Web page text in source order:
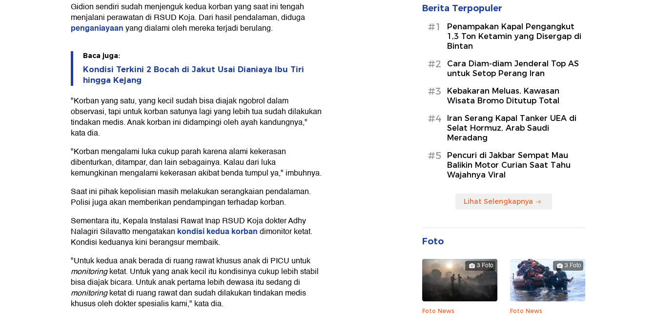
Gidion sendiri sudah menjenguk kedua korban yang saat ini tengah
menjalani perawatan di RSUD Koja. Dari hasil pendalaman, diduga
penganiayaanyang dialami oleh mereka terjadi berulang.
Baca juga:
Kondisi Terkini 2 Bocah di Jakut Usai Dianiaya Ibu Tiri
hingga Kejang
"Korban yang satu, yang kecil sudah bisa diajak ngobrol dalam
observasi, tapi untuk korban satunya lagi yang lebih tua sudah dilakukan
tindakan medis. Anak korban ini didampingi oleh ayah kandungnya,"
kata dia.
"Korban mengalami luka cukup parah karena alami kekerasan
dibenturkan, ditampar, dan lain sebagainya. Kalau dari luka
kemungkinan mengalami kekerasan akibat benda tumpul ya," imbuhnya.
Saat ini pihak kepolisian masih melakukan serangkaian pendalaman.
Polisi juga akan memberikan pendampingan terhadap korban.
Sementara itu, Kepala Instalasi Rawat Inap RSUD Koja dokter Adhy
Nalagiri Silavatto mengatakan kondisi kedua korbandimonitor ketat.
Kondisi keduanya kini berangsur membaik.
"Untuk kedua anak berada di ruang rawat khusus anak di PICU untuk
monitoringketat. Untuk yang anak kecil itu kondisinya cukup lebih stabil
bisa diajak bicara. Untuk anak pertama lebih dewasa itu sedang di
monitoringketat di ruang rawat dan sudah dilakukan tindakan medis
khusus oleh dokter spesialis kami," kata dia.
Berita Terpopuler
#1
Penampakan Kapal Pengangkut
1,3 Ton Ketamin yang Disergap di
Bintan
#2
Cara Diam-diam Jenderal Top AS
untuk Setop Perang Iran
#3
Kebakaran Meluas, Kawasan
Wisata Bromo Ditutup Total
#4
Iran Serang Kapal Tanker UEA di
Selat Hormuz, Arab Saudi
Meradang
#5
Pencuri di Jakbar Sempat Mau
Balikin Motor Curian Saat Tahu
Wajahnya Viral
Lihat Selengkapnya
Foto
3 Foto
Foto News
3 Foto
Foto News